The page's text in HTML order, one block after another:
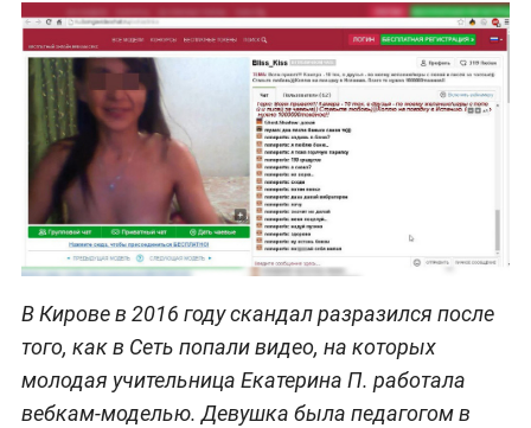
В Кирове в 2016 году скандал разразился после
того, как в Сеть попали видео, на которых
молодая учительница Екатерина П. работала
вебкам-моделью. Девушка была педагогом в